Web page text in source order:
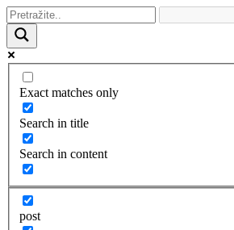
Exact matches only
Search in title
Search in content
post